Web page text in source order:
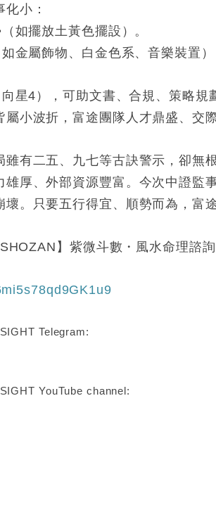
小：
如擺放土黃色擺設）。
金屬飾物、白金色系、音樂裝置
星4），可助文書、合規、策略規
小波折，富途團隊人才鼎盛、交
雖有二五、九七等古訣警示，卻無
雄厚、外部資源豐富。今次中證監
。只要五行得宜、順勢而為，富
】紫微斗數・風水命理諮
Telegram:
YouTube channel: